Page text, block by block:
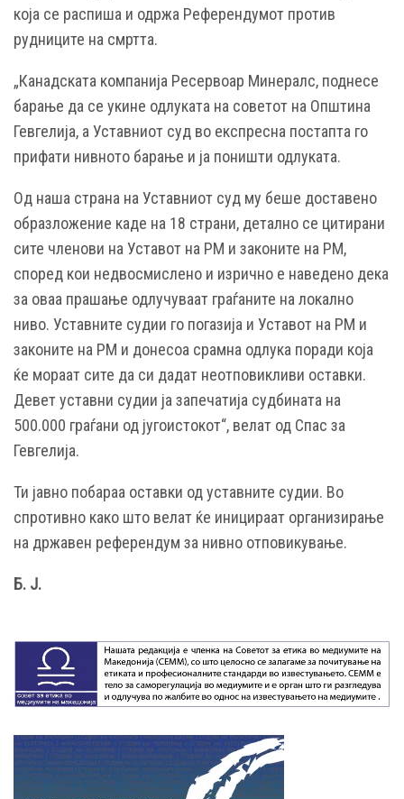
која се распиша и одржа Референдумот против
рудниците на смртта.
„Канадската компанија Ресервоар Минералс, поднесе
барање да се укине одлуката на советот на Општина
Гевгелија, а Уставниот суд во експресна постапта го
прифати нивното барање и ја поништи одлуката.
Од наша страна на Уставниот суд му беше доставено
образложение каде на 18 страни, детално се цитирани
сите членови на Уставот на РМ и законите на РМ,
според кои недвосмислено и изрично е наведено дека
за оваа прашање одлучуваат граѓаните на локално
ниво. Уставните судии го погазија и Уставот на РМ и
законите на РМ и донесоа срамна одлука поради која
ќе мораат сите да си дадат неотповикливи оставки.
Девет уставни судии ја запечатија судбината на
500.000 граѓани од југоистокот“, велат од Спас за
Гевгелија.
Ти јавно побараа оставки од уставните судии. Во
спротивно како што велат ќе иницираат организирање
на државен референдум за нивно отповикување.
Б. Ј.